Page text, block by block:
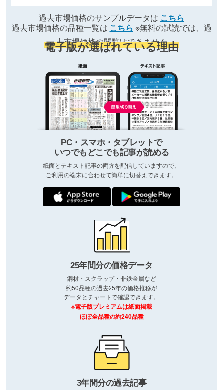
過去市場価格のサンプルデータは こちら
過去市場価格の品種一覧は こちら ※無料の試読では、過
去市場価格の閲覧はできません
電子版が選ばれている理由
PC・スマホ・タブレットで
いつでもどこでも記事が読める
紙面とテキスト記事の両方を配信していますので、
ご利用の端末に合わせて簡単に切替えできます。
25年間分の価格データ
鋼材・スクラップ・非鉄金属など
約50品種の過去25年の価格推移が
データとチャートで確認できます。
※電子版プレミアムは紙面掲載
ほぼ全品種の約240品種
3年間分の過去記事